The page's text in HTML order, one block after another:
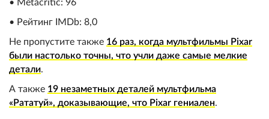
• Metacritic: 96
• Рейтинг IMDb: 8,0
Не пропустите также 16 раз, когда мультфильмы Pixar
были настолько точны, что учли даже самые мелкие
детали.
А также 19 незаметных деталей мультфильма
«Рататуй», доказывающие, что Pixar гениален.